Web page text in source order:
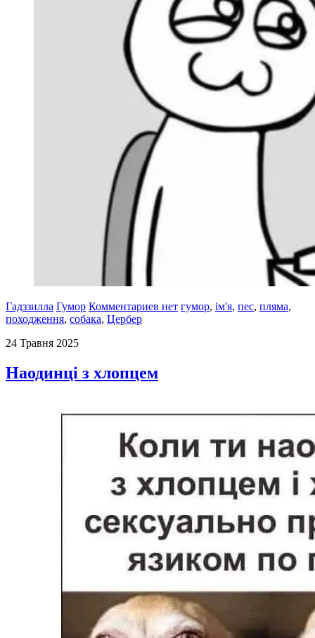
Гадззилла Гумор Комментариев нет гумор, ім'я, пес, пляма,
походження, собака, Цербер
24 Травня 2025
Наодинці з хлопцем